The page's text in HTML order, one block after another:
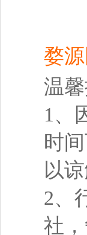
婺
温馨
1、
时
以谅
2、
社